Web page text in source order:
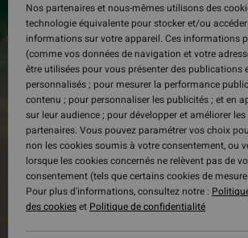
Nos partenaires et nous-mêmes utilisons des
technologie équivalente pour stocker et/ou
informations sur votre appareil. Ces informations
(comme vos données de navigation et votre
être utilisées pour vous présenter des publications
personnalisés ; pour mesurer la performance
contenu ; pour personnaliser les publicités ; et en
sur leur audience ; pour développer et améliorer
partenaires. Vous pouvez paramétrer vos choix
non les cookies soumis à votre consentement, ou
lorsque les cookies concernés ne relèvent pas de
consentement (tels que certains cookies de mesure
Pour plus d'informations, consultez notre :
des cookieset Politique de confidentialité